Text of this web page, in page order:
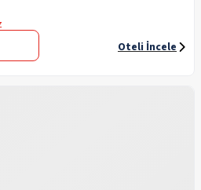
Oteli İncele